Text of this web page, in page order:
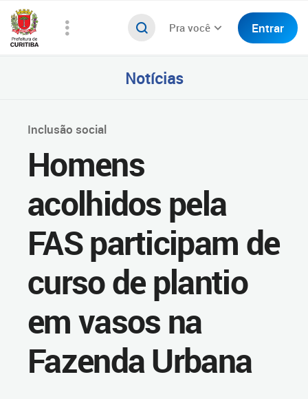
Pra você Entrar
Notícias
Inclusão social
Homens
acolhidos pela
FAS participam de
curso de plantio
em vasos na
Fazenda Urbana